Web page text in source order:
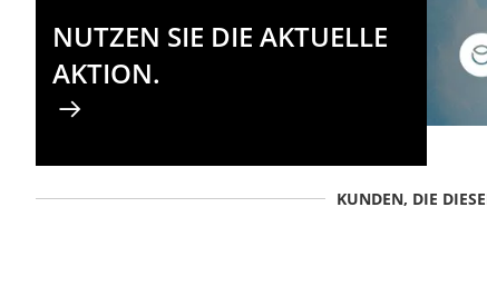
NUTZEN SIE DIE AKTUELLE
AKTION.
KUNDEN, DIE